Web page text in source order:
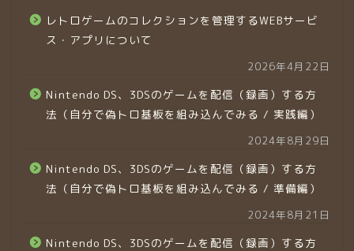
レトロゲームのコレクションを管理するWEBサービ
ス・アプリについて
2026年4月22日
Nintendo DS、3DSのゲームを配信（録画）する方
法（自分で偽トロ基板を組み込んでみる / 実践編）
2024年8月29日
Nintendo DS、3DSのゲームを配信（録画）する方
法（自分で偽トロ基板を組み込んでみる / 準備編）
2024年8月21日
Nintendo DS、3DSのゲームを配信（録画）する方